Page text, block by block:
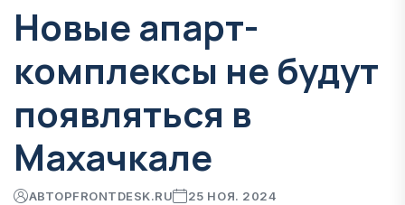
Новые апарт-
комплексы не будут
появляться в
Махачкале
АВТОРFRONTDESK.RU 25 НОЯ. 2024